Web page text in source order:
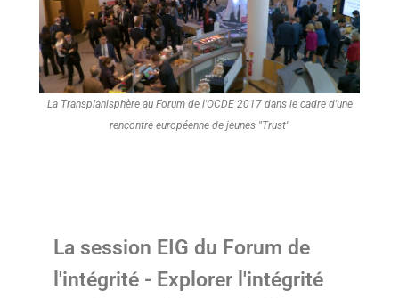
La Transplanisphère au Forum de l'OCDE 2017 dans le cadre d'une
rencontre européenne de jeunes "Trust"
La session EIG du Forum de
l'intégrité - Explorer l'intégrité